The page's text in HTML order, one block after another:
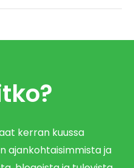
kerran kuussa
ajankohtaisimmista ja